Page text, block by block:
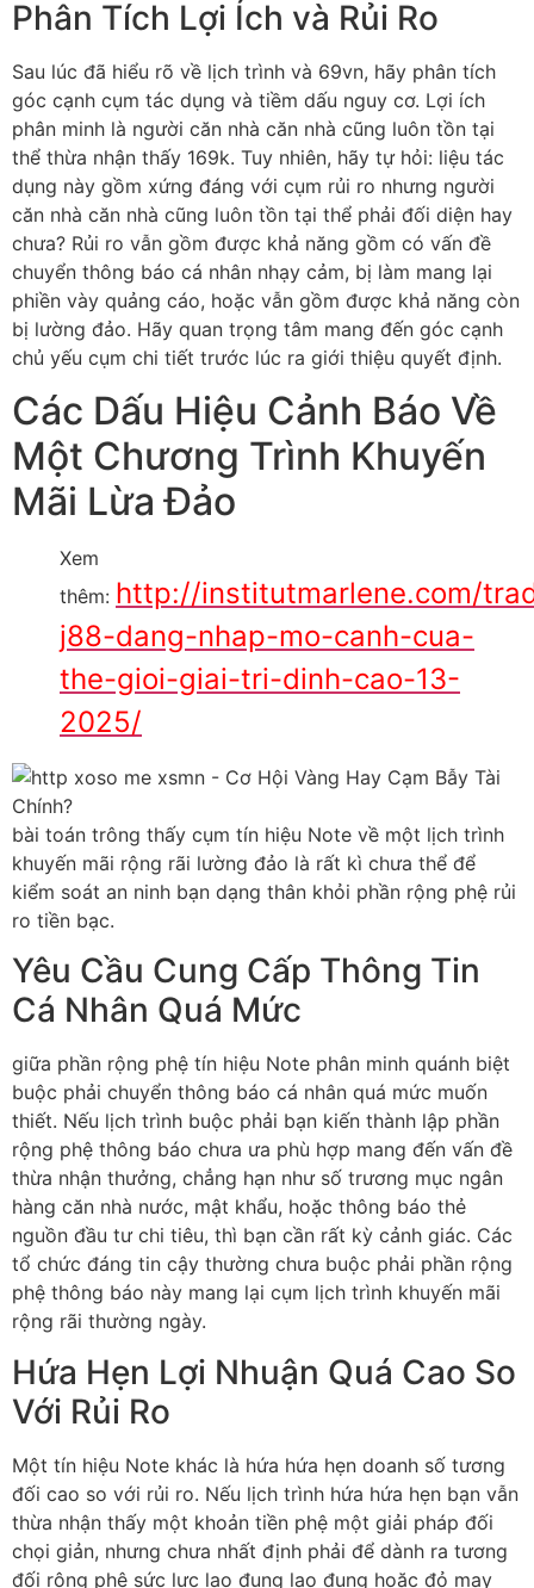
Phân Tích Lợi Ích và Rủi Ro
Sau lúc đã hiểu rõ về lịch trình và 69vn, hãy phân tích
góc cạnh cụm tác dụng và tiềm dấu nguy cơ. Lợi ích
phân minh là người căn nhà căn nhà cũng luôn tồn tại
thể thừa nhận thấy 169k. Tuy nhiên, hãy tự hỏi: liệu tác
dụng này gồm xứng đáng với cụm rủi ro nhưng người
căn nhà căn nhà cũng luôn tồn tại thể phải đối diện hay
chưa? Rủi ro vẫn gồm được khả năng gồm có vấn đề
chuyển thông báo cá nhân nhạy cảm, bị làm mang lại
phiền vày quảng cáo, hoặc vẫn gồm được khả năng còn
bị lường đảo. Hãy quan trọng tâm mang đến góc cạnh
chủ yếu cụm chi tiết trước lúc ra giới thiệu quyết định.
Các Dấu Hiệu Cảnh Báo Về
Một Chương Trình Khuyến
Mãi Lừa Đảo
Xem
thêm: http://institutmarlene.com/
j88-dang-nhap-mo-canh-cua-
the-gioi-giai-tri-dinh-cao-13-
2025/
bài toán trông thấy cụm tín hiệu Note về một lịch trình
khuyến mãi rộng rãi lường đảo là rất kì chưa thể để
kiểm soát an ninh bạn dạng thân khỏi phần rộng phệ rủi
ro tiền bạc.
Yêu Cầu Cung Cấp Thông Tin
Cá Nhân Quá Mức
giữa phần rộng phệ tín hiệu Note phân minh quánh biệt
buộc phải chuyển thông báo cá nhân quá mức muốn
thiết. Nếu lịch trình buộc phải bạn kiến thành lập phần
rộng phệ thông báo chưa ưa phù hợp mang đến vấn đề
thừa nhận thưởng, chẳng hạn như số trương mục ngân
hàng căn nhà nước, mật khẩu, hoặc thông báo thẻ
nguồn đầu tư chi tiêu, thì bạn cần rất kỳ cảnh giác. Các
tổ chức đáng tin cậy thường chưa buộc phải phần rộng
phệ thông báo này mang lại cụm lịch trình khuyến mãi
rộng rãi thường ngày.
Hứa Hẹn Lợi Nhuận Quá Cao So
Với Rủi Ro
Một tín hiệu Note khác là hứa hứa hẹn doanh số tương
đối cao so với rủi ro. Nếu lịch trình hứa hứa hẹn bạn vẫn
thừa nhận thấy một khoản tiền phệ một giải pháp đối
chọi giản, nhưng chưa nhất định phải để dành ra tương
đối rộng phệ sức lực lao đụng lao đụng hoặc đỏ may